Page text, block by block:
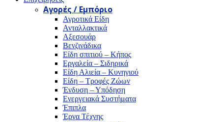
Αγορές / Εμπόριο
Αγροτικά Είδη
Ανταλλακτικά
Αξεσουάρ
Βενζινάδικα
Είδη σπιτιού – Κήπος
Εργαλεία – Σιδηρικά
Είδη Αλιεία – Κυνηγιού
Είδη – Τροφές Ζώων
Ένδυση – Υπόδηση
Ενεργειακά Συστήματα
Έπιπλα
Έργα Τέχνης